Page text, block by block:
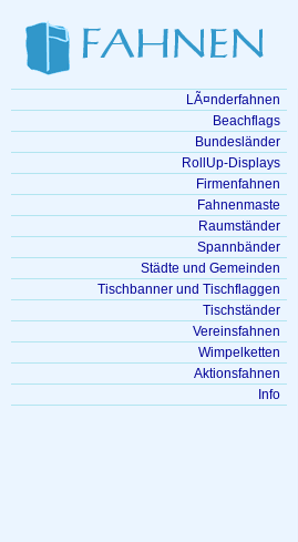
LÃ¤nderfahnen
Beachflags
Bundesländer
RollUp-Displays
Firmenfahnen
Fahnenmaste
Raumständer
Spannbänder
Städte und Gemeinden
Tischbanner und Tischflaggen
Tischständer
Vereinsfahnen
Wimpelketten
Aktionsfahnen
Info